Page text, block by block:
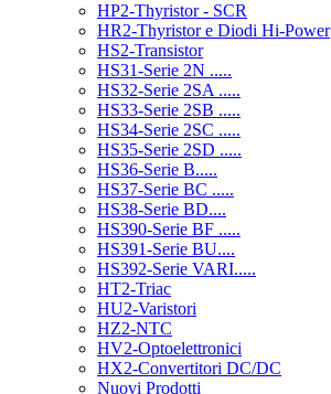
HP2-Thyristor - SCR
HR2-Thyristor e Diodi Hi-Power
HS2-Transistor
HS31-Serie 2N .....
HS32-Serie 2SA .....
HS33-Serie 2SB .....
HS34-Serie 2SC .....
HS35-Serie 2SD .....
HS36-Serie B.....
HS37-Serie BC .....
HS38-Serie BD....
HS390-Serie BF .....
HS391-Serie BU....
HS392-Serie VARI.....
HT2-Triac
HU2-Varistori
HZ2-NTC
HV2-Optoelettronici
HX2-Convertitori DC/DC
Nuovi Prodotti